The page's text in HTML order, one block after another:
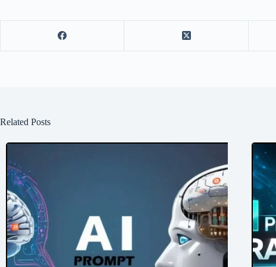
Related Posts